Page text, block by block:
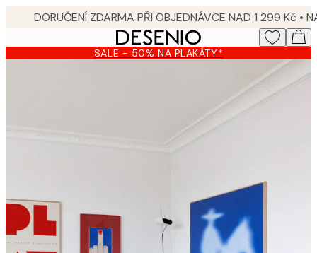
content.
SALE - 50% NA PLAKÁTY*